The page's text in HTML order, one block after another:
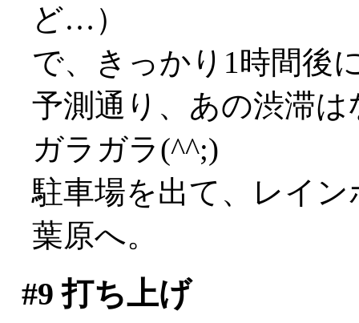
ど…）
で、きっかり1時間後
予測通り、あの渋滞
ガラガラ(^^;)
駐車場を出て、レイ
葉原へ。
#9 打ち上げ